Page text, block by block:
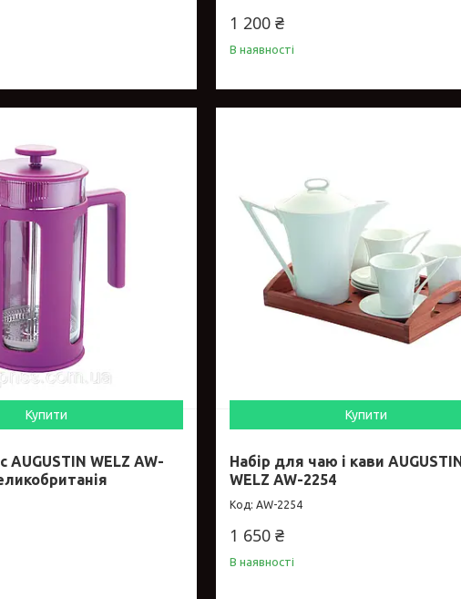
1 200 ₴
В наявності
Купити
WELZ AW-
Купити
Набір для чаю і кави AUGUSTIN
WELZ AW-2254
AW-2254
1 650 ₴
В наявності